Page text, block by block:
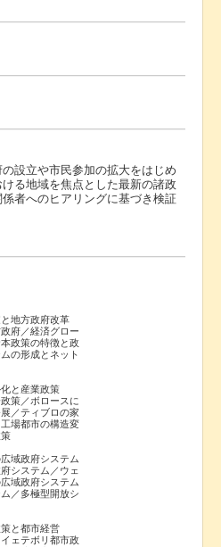
設立や市民参加の拡大をはじめ
る地域を焦点とした最新の諸政
者へのヒアリングに基づき検証
地方政府改革
府／経済グロー
政策の特徴と政
の形成とネット
と産業政策
策／ボロースに
／ティブロの家
場都市の構造変
域政府システム
システム／ウェ
域政府システム
／多極型開放シ
と都市経営
ェテボリ都市政